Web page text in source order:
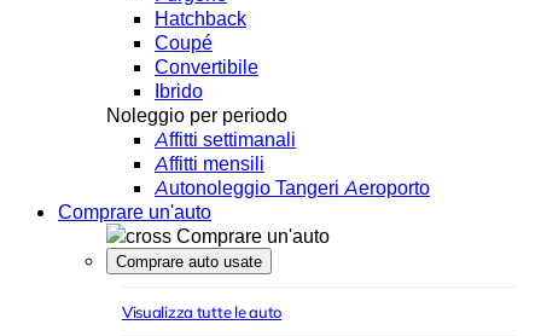
Hatchback
Coupé
Convertibile
Ibrido
Noleggio per periodo
Affitti settimanali
Affitti mensili
Autonoleggio Tangeri Aeroporto
Comprare un'auto
Comprare un'auto
Comprare auto usate
Visualizza tutte le auto